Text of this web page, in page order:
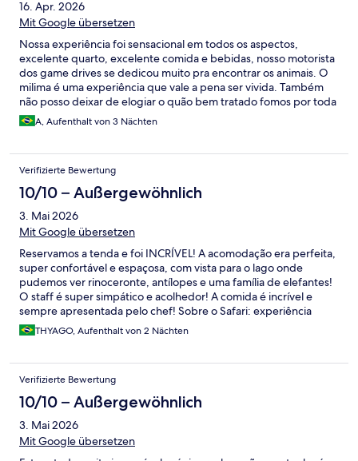
16. Apr. 2026
Mit Google übersetzen
Nossa experiência foi sensacional em todos os aspectos,
excelente quarto, excelente comida e bebidas, nosso motorista
dos game drives se dedicou muito pra encontrar os animais. O
milima é uma experiência que vale a pena ser vivida. Também
não posso deixar de elogiar o quão bem tratado fomos por toda
equipe que trabalha lá.
A, Aufenthalt von 3 Nächten
Verifizierte Bewertung
10/10 – Außergewöhnlich
3. Mai 2026
Mit Google übersetzen
Reservamos a tenda e foi INCRÍVEL! A acomodação era perfeita,
super confortável e espaçosa, com vista para o lago onde
pudemos ver rinoceronte, antílopes e uma família de elefantes!
O staff é super simpático e acolhedor! A comida é incrível e
sempre apresentada pelo chef! Sobre o Safari: experiência
ÚNICA! Fizemos 4 game drives e vimos os Big 5. O ranger era o
Prem e ele foi fantástico. Vale muito a pena! Lugar incrível.
THYAGO, Aufenthalt von 2 Nächten
Verifizierte Bewertung
10/10 – Außergewöhnlich
3. Mai 2026
Mit Google übersetzen